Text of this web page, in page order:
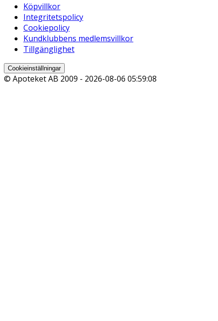
Köpvillkor
Integritetspolicy
Cookiepolicy
Kundklubbens medlemsvillkor
Tillgänglighet
Cookieinställningar
© Apoteket AB 2009 - 2026-08-06 05:59:08